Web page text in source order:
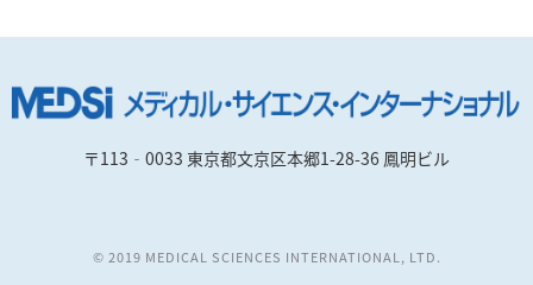
〒113‐0033 東京都文京区本郷1-28-36 鳳明ビル
© 2019 MEDICAL SCIENCES INTERNATIONAL, LTD.